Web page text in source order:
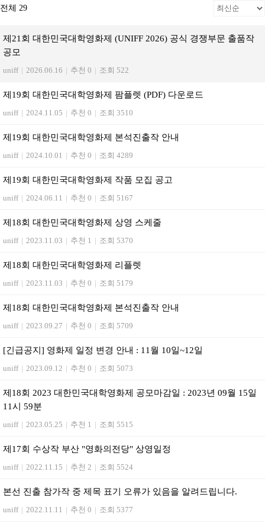
전체 29
제21회 대한민국대학영화제 (UNIFF 2026) 공식 경쟁부문 출품작
공모
uniff | 2026.06.16 | 추천 0 | 조회 522
제19회 대한민국대학영화제 팜플렛 (PDF) 다운로드
uniff | 2024.11.05 | 추천 0 | 조회 3510
제19회 대한민국대학영화제 본석진출작 안내
uniff | 2024.10.01 | 추천 0 | 조회 4289
제19회 대한민국대학영화제 작품 모집 공고
uniff | 2024.06.11 | 추천 0 | 조회 5167
제18회 대한민국대학영화제 상영 스케줄
uniff | 2023.11.03 | 추천 1 | 조회 5370
제18회 대한민국대학영화제 리플렛
uniff | 2023.11.03 | 추천 0 | 조회 5179
제18회 대한민국대학영화제 본석진출작 안내
uniff | 2023.09.27 | 추천 0 | 조회 5709
[긴급공지] 영화제 일정 변경 안내 : 11월 10일~12일
uniff | 2023.09.12 | 추천 0 | 조회 5073
제18회 2023 대한민국대학영화제 공모마감일 : 2023년 09월 15일
11시 59분
uniff | 2023.05.25 | 추천 1 | 조회 5515
제17회 수상작 부산 "영화의전당" 상영일정
uniff | 2022.11.15 | 추천 2 | 조회 5524
본선 진출 참가작 중 제목 표기 오류가 있음을 알려드립니다.
uniff | 2022.11.11 | 추천 0 | 조회 5377